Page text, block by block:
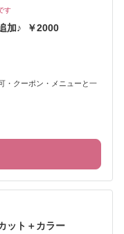
す
加♪ ￥2000
・クーポン・メニューと一
ット＋カラー